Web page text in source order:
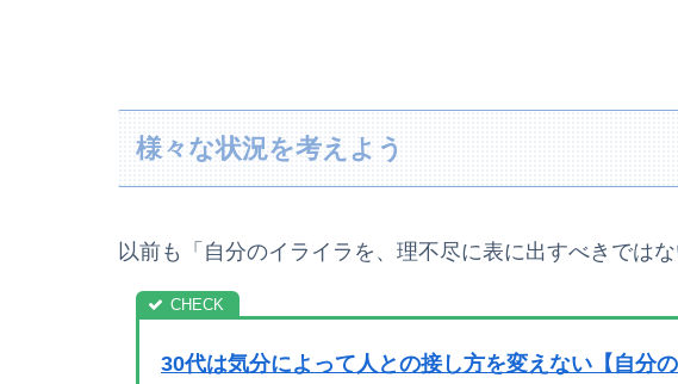
様々な状況を考えよう
以前も「自分のイライラを、理不尽に表に出すべきでは
30代は気分によって人との接し方を変えない【自分の